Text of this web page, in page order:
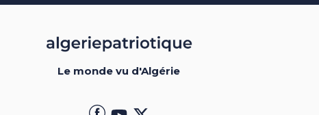
Le monde vu d'Algérie